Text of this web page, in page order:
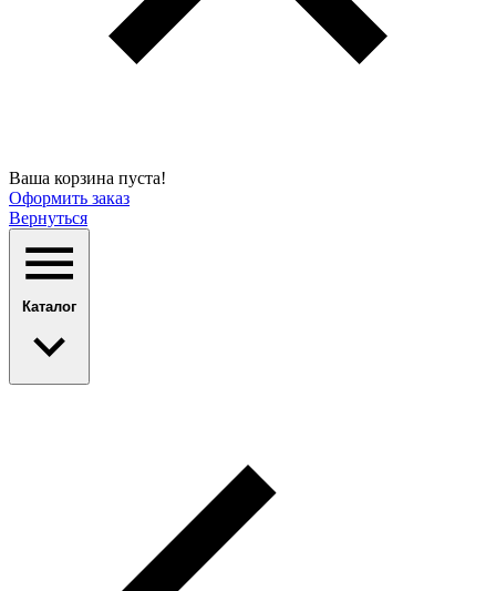
Ваша корзина пуста!
Оформить заказ
Вернуться
Каталог